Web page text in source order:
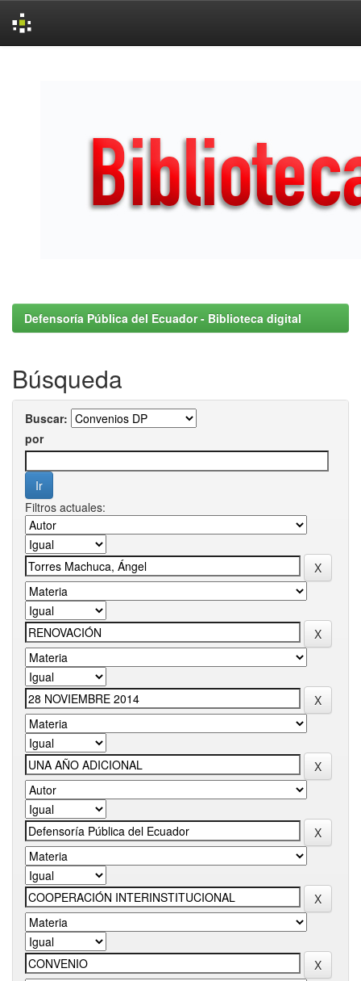
Defensoría Pública del Ecuador - Biblioteca digital
Búsqueda
Buscar:
por
Filtros actuales: